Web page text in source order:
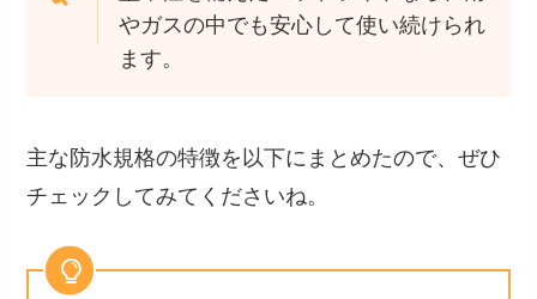
やガスの中でも安心して使い続けられ
ます。
主な防水規格の特徴を以下にまとめたので、ぜひ
チェックしてみてくださいね。